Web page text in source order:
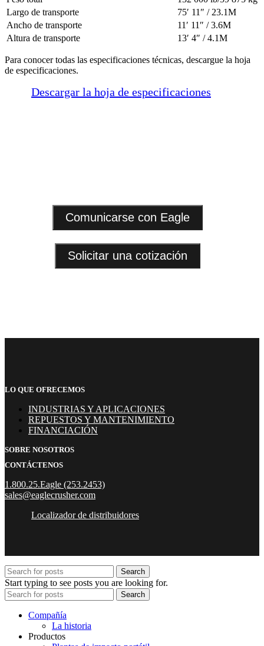
Largo de transporte
75′ 11″ / 23.1M
Ancho de transporte
11′ 11″ / 3.6M
Altura de transporte
13′ 4″ / 4.1M
Para conocer todas las especificaciones técnicas, descargue la hoja
de especificaciones.
Descargar la hoja de especificaciones
Comunicarse con Eagle
Solicitar una cotización
LO QUE OFRECEMOS
INDUSTRIAS Y APLICACIONES
REPUESTOS Y MANTENIMIENTO
FINANCIACIÓN
SOBRE NOSOTROS
CONTÁCTENOS
1.800.25.Eagle (253.2453)
sales@eaglecrusher.com
Localizador de distribuidores
Search
Start typing to see posts you are looking for.
Search
Compañía
La historia
Productos